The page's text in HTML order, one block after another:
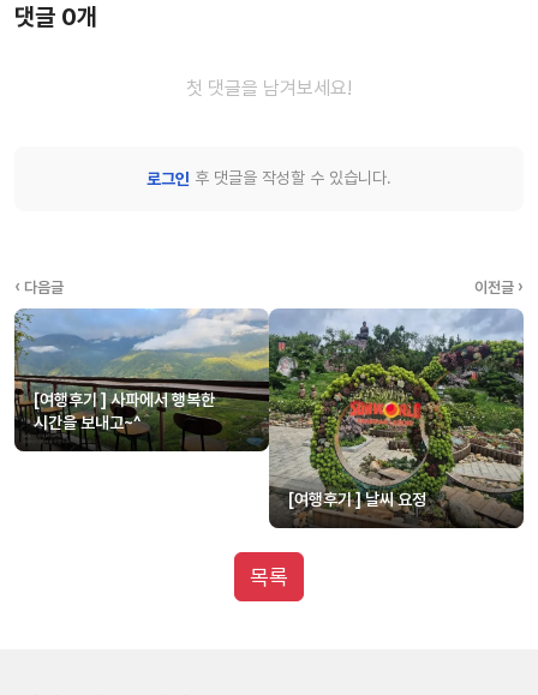
댓글 0개
첫 댓글을 남겨보세요!
로그인 후 댓글을 작성할 수 있습니다.
‹ 다음글
[여행후기 ] 사파에서 행복한
시간을 보내고~^
이전글 ›
[여행후기 ] 날씨 요정
목록